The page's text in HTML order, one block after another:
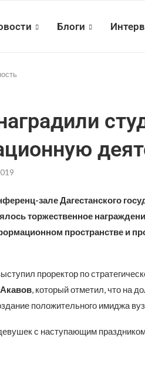
Блоги
зале Дагестанского
торжественное
пространстве и
проректор по
, который отметил, что на
положительного имиджа
с наступающим